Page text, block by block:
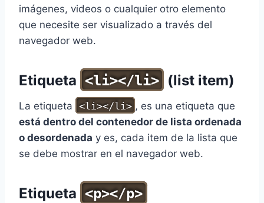
imágenes, videos o cualquier otro elemento
que necesite ser visualizado a través del
navegador web.
Etiqueta <li></li> (list item)
La etiqueta <li></li> , es una etiqueta que
está dentro del contenedor de lista ordenada
o desordenada y es, cada item de la lista que
se debe mostrar en el navegador web.
Etiqueta <p></p>